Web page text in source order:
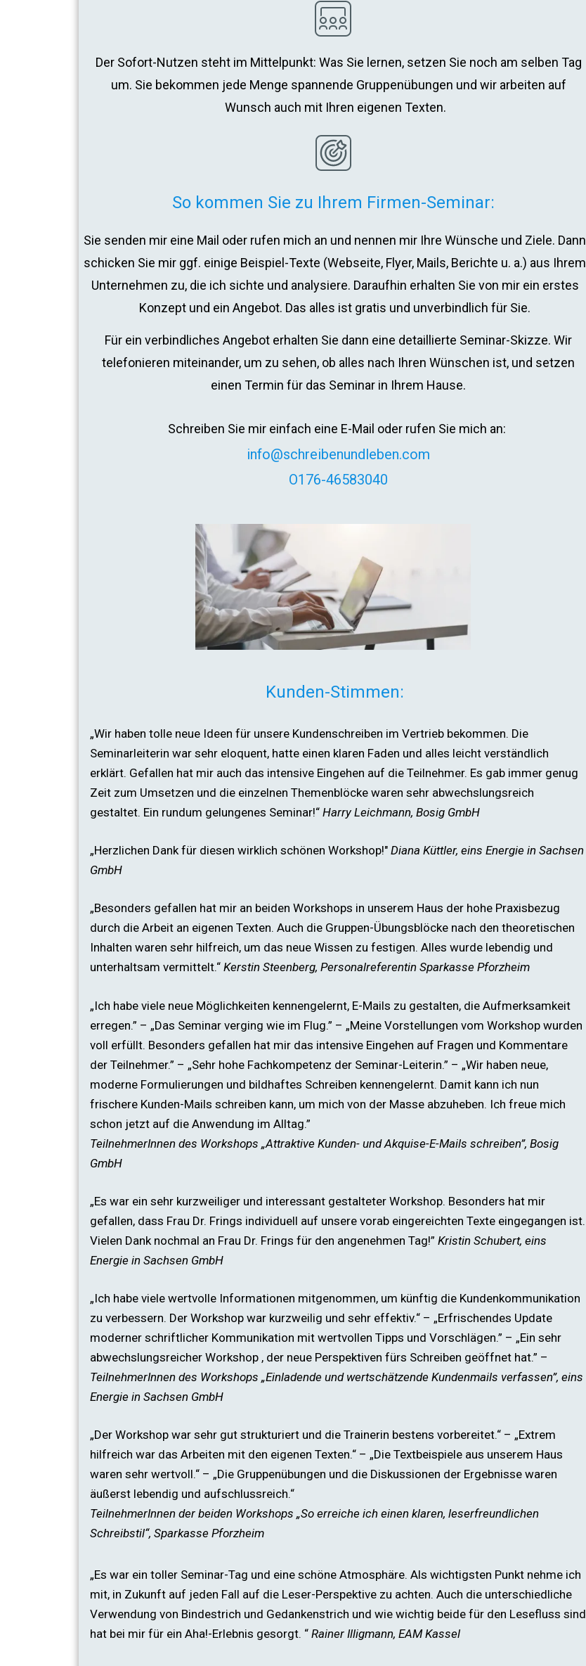
Der Sofort-Nutzen steht im Mittelpunkt: Was Sie lernen, setzen Sie noch am selben Tag
um. Sie bekommen jede Menge spannende Gruppenübungen und wir arbeiten auf
Wunsch auch mit Ihren eigenen Texten.
So kommen Sie zu Ihrem Firmen-Seminar:
Sie senden mir eine Mail oder rufen mich an und nennen mir Ihre Wünsche und Ziele. Dann
schicken Sie mir ggf. einige Beispiel-Texte (Webseite, Flyer, Mails, Berichte u. a.) aus Ihrem
Unternehmen zu, die ich sichte und analysiere. Daraufhin erhalten Sie von mir ein erstes
Konzept und ein Angebot. Das alles ist gratis und unverbindlich für Sie.
Für ein verbindliches Angebot erhalten Sie dann eine detaillierte Seminar-Skizze. Wir
telefonieren miteinander, um zu sehen, ob alles nach Ihren Wünschen ist, und setzen
einen Termin für das Seminar in Ihrem Hause.
Schreiben Sie mir einfach eine E-Mail oder rufen Sie mich an:
info@schreibenundleben.com
O176-46583040
Kunden-Stimmen:
„Wir haben tolle neue Ideen für unsere Kundenschreiben im Vertrieb bekommen. Die
Seminarleiterin war sehr eloquent, hatte einen klaren Faden und alles leicht verständlich
erklärt. Gefallen hat mir auch das intensive Eingehen auf die Teilnehmer. Es gab immer genug
Zeit zum Umsetzen und die einzelnen Themenblöcke waren sehr abwechslungsreich
gestaltet. Ein rundum gelungenes Seminar!“ Harry Leichmann, Bosig GmbH
„Herzlichen Dank für diesen wirklich schönen Workshop!" Diana Küttler, eins Energie in Sachsen
GmbH
„Besonders gefallen hat mir an beiden Workshops in unserem Haus der hohe Praxisbezug
durch die Arbeit an eigenen Texten. Auch die Gruppen-Übungsblöcke nach den theoretischen
Inhalten waren sehr hilfreich, um das neue Wissen zu festigen. Alles wurde lebendig und
unterhaltsam vermittelt.“ Kerstin Steenberg, Personalreferentin Sparkasse Pforzheim
„Ich habe viele neue Möglichkeiten kennengelernt, E-Mails zu gestalten, die Aufmerksamkeit
erregen.” – „Das Seminar verging wie im Flug.” – „Meine Vorstellungen vom Workshop wurden
voll erfüllt. Besonders gefallen hat mir das intensive Eingehen auf Fragen und Kommentare
der Teilnehmer.” – „Sehr hohe Fachkompetenz der Seminar-Leiterin.” – „Wir haben neue,
moderne Formulierungen und bildhaftes Schreiben kennengelernt. Damit kann ich nun
frischere Kunden-Mails schreiben kann, um mich von der Masse abzuheben. Ich freue mich
schon jetzt auf die Anwendung im Alltag.”
TeilnehmerInnen des Workshops „Attraktive Kunden- und Akquise-E-Mails schreiben”, Bosig
GmbH
„Es war ein sehr kurzweiliger und interessant gestalteter Workshop. Besonders hat mir
gefallen, dass Frau Dr. Frings individuell auf unsere vorab eingereichten Texte eingegangen ist.
Vielen Dank nochmal an Frau Dr. Frings für den angenehmen Tag!” Kristin Schubert, eins
Energie in Sachsen GmbH
„Ich habe viele wertvolle Informationen mitgenommen, um künftig die Kundenkommunikation
zu verbessern. Der Workshop war kurzweilig und sehr effektiv.“ – „Erfrischendes Update
moderner schriftlicher Kommunikation mit wertvollen Tipps und Vorschlägen.” – „Ein sehr
abwechslungsreicher Workshop , der neue Perspektiven fürs Schreiben geöffnet hat.” –
TeilnehmerInnen des Workshops „Einladende und wertschätzende Kundenmails verfassen”, eins
Energie in Sachsen GmbH
„Der Workshop war sehr gut strukturiert und die Trainerin bestens vorbereitet.“ – „Extrem
hilfreich war das Arbeiten mit den eigenen Texten.“ – „Die Textbeispiele aus unserem Haus
waren sehr wertvoll.“ – „Die Gruppenübungen und die Diskussionen der Ergebnisse waren
äußerst lebendig und aufschlussreich.“
TeilnehmerInnen der beiden Workshops „So erreiche ich einen klaren, leserfreundlichen
Schreibstil“, Sparkasse Pforzheim
„Es war ein toller Seminar-Tag und eine schöne Atmosphäre. Als wichtigsten Punkt nehme ich
mit, in Zukunft auf jeden Fall auf die Leser-Perspektive zu achten. Auch die unterschiedliche
Verwendung von Bindestrich und Gedankenstrich und wie wichtig beide für den Lesefluss sind
hat bei mir für ein Aha!-Erlebnis gesorgt. “ Rainer Illigmann, EAM Kassel